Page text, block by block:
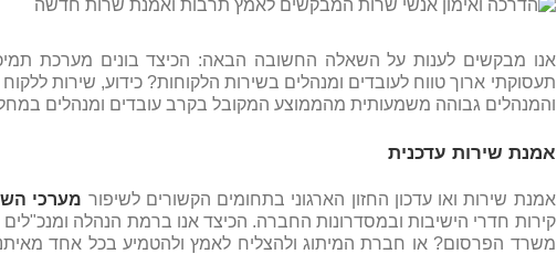
אנו מבקשים לענות על השאלה החשובה הבאה: הכיצד בונים מערכת
תעסוקתי ארוך טווח לעובדים ומנהלים בשירות הלקוחות? כידוע, שירות
והמנהלים גבוהה משמעותית מהממוצע המקובל בקרב עובדים ומנהלים
אמנת שירות עדכנית
אמנת שירות ואו עדכון החזון הארגוני בתחומים הקשורים לשיפור מערכי
קירות חדרי הישיבות ובמסדרונות החברה. הכיצד אנו ברמת הנהלה
משרד הפרסום? או חברת המיתוג ולהצליח לאמץ ולהטמיע בכל אחד